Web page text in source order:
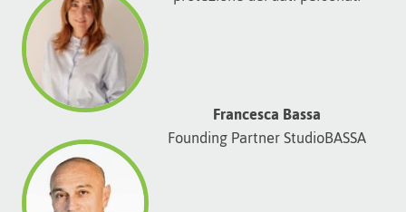
Francesca Bassa
Founding Partner StudioBASSA